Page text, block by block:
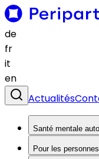
de
fr
it
en
Actualités
Santé mentale
Pour les